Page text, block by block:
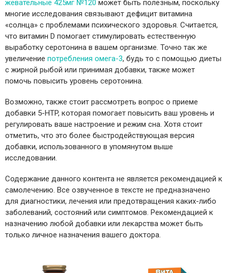
жевательные 425мг №120 может быть полезным, поскольку
многие исследования связывают дефицит витамина
«солнца» с проблемами психического здоровья. Считается,
что витамин D помогает стимулировать естественную
выработку серотонина в вашем организме. Точно так же
увеличение потребления омега-3, будь то с помощью диеты
с жирной рыбой или принимая добавки, также может
помочь повысить уровень серотонина.
Возможно, также стоит рассмотреть вопрос о приеме
добавки 5-HTP, которая помогает повысить ваш уровень и
регулировать ваше настроение и режим сна. Хотя стоит
отметить, что это более быстродействующая версия
добавки, использованного в упомянутом выше
исследовании.
Содержание данного контента не является рекомендацией к
самолечению. Все озвученное в тексте не предназначено
для диагностики, лечения или предотвращения каких-либо
заболеваний, состояний или симптомов. Рекомендацией к
назначению любой добавки или лекарства может быть
только личное назначения вашего доктора.